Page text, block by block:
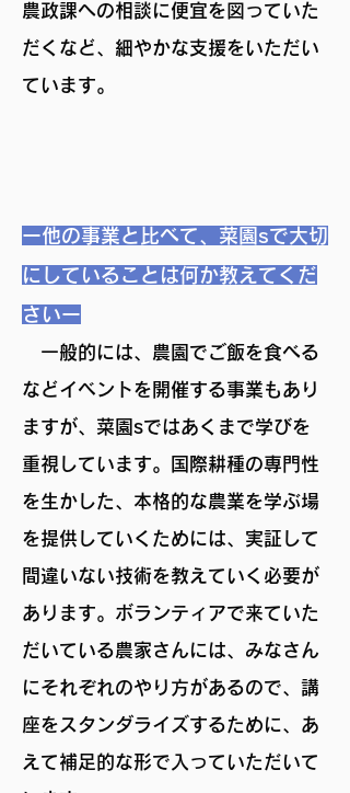
農政課への相談に便宜を図っていた
だくなど、細やかな支援をいただい
ています。
ー他の事業と比べて、菜園sで大切
にしていることは何か教えてくだ
さいー
一般的には、農園でご飯を食べる
などイベントを開催する事業もあり
ますが、菜園sではあくまで学びを
重視しています。国際耕種の専門性
を生かした、本格的な農業を学ぶ場
を提供していくためには、実証して
間違いない技術を教えていく必要が
あります。ボランティアで来ていた
だいている農家さんには、みなさん
にそれぞれのやり方があるので、講
座をスタンダライズするために、あ
えて補足的な形で入っていただいて